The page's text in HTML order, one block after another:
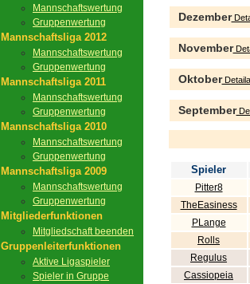
Mannschaftswertung
Gruppenwertung
Mannschaftsliga 2012
Mannschaftswertung
Gruppenwertung
Mannschaftsliga 2011
Mannschaftswertung
Gruppenwertung
Mannschaftsliga 2010
Mannschaftswertung
Gruppenwertung
Mannschaftsliga 2009
Mannschaftswertung
Gruppenwertung
Mitgliederfunktionen
Mitgliedschaft beenden
Gruppenleiterfunktionen
Aktive Ligaspieler
Spieler in Gruppe
Dezember
November
Oktober
September
Spieler
Pitter8
TheEasiness
PLange
Rolls
Regulus
Cassiopeia